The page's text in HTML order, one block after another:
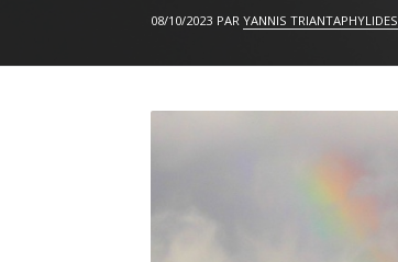
ON
08/10/2023 PAR YANNIS TRIANTAPHYLIDES